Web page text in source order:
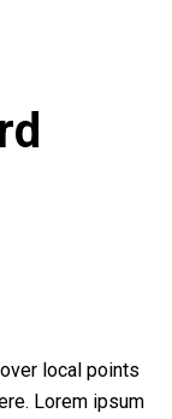
local points
Lorem ipsum